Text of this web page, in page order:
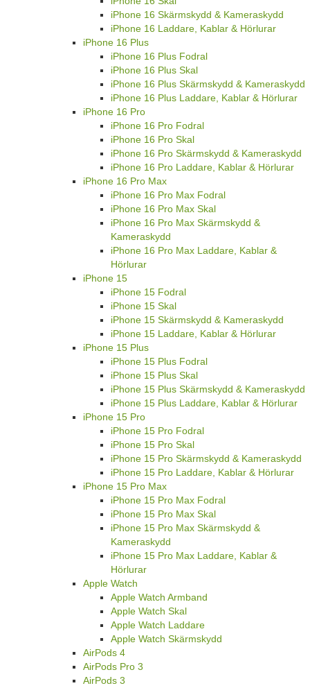
iPhone 16 Skärmskydd & Kameraskydd
iPhone 16 Laddare, Kablar & Hörlurar
iPhone 16 Plus
iPhone 16 Plus Fodral
iPhone 16 Plus Skal
iPhone 16 Plus Skärmskydd & Kameraskydd
iPhone 16 Plus Laddare, Kablar & Hörlurar
iPhone 16 Pro
iPhone 16 Pro Fodral
iPhone 16 Pro Skal
iPhone 16 Pro Skärmskydd & Kameraskydd
iPhone 16 Pro Laddare, Kablar & Hörlurar
iPhone 16 Pro Max
iPhone 16 Pro Max Fodral
iPhone 16 Pro Max Skal
iPhone 16 Pro Max Skärmskydd &
Kameraskydd
iPhone 16 Pro Max Laddare, Kablar &
Hörlurar
iPhone 15
iPhone 15 Fodral
iPhone 15 Skal
iPhone 15 Skärmskydd & Kameraskydd
iPhone 15 Laddare, Kablar & Hörlurar
iPhone 15 Plus
iPhone 15 Plus Fodral
iPhone 15 Plus Skal
iPhone 15 Plus Skärmskydd & Kameraskydd
iPhone 15 Plus Laddare, Kablar & Hörlurar
iPhone 15 Pro
iPhone 15 Pro Fodral
iPhone 15 Pro Skal
iPhone 15 Pro Skärmskydd & Kameraskydd
iPhone 15 Pro Laddare, Kablar & Hörlurar
iPhone 15 Pro Max
iPhone 15 Pro Max Fodral
iPhone 15 Pro Max Skal
iPhone 15 Pro Max Skärmskydd &
Kameraskydd
iPhone 15 Pro Max Laddare, Kablar &
Hörlurar
Apple Watch
Apple Watch Armband
Apple Watch Skal
Apple Watch Laddare
Apple Watch Skärmskydd
AirPods 4
AirPods Pro 3
AirPods 3